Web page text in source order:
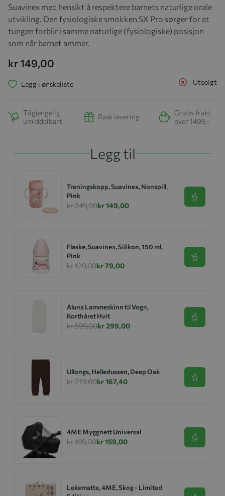
Suavinex med hensikt å respektere barnets naturlige orale
utvikling. Den fysiologiske smokken SX Pro sørger for at
tungen forblir i samme naturlige (fysiologiske) posisjon
som når barnet ammer.
kr 149,00
Utsolgt
Legg i ønskeliste
Tilgjengelig
umiddelbart
Rask levering
Gratis frakt
over 1499,-
Legg til
Treningskopp, Suavinex, Nonspill,
Pink
kr 249,00kr 149,00
Se
Flaske, Suavinex, Silikon, 150 ml,
Pink
kr 129,00kr 79,00
Se
Aluna Lammeskinn til Vogn,
Korthåret Hvit
kr 599,00kr 299,00
Se
Ullongs, Helledussen, Deep Oak
kr 279,00kr 167,40 Se
4ME Myggnett Universal
kr 199,00kr 159,00 Se
Lekematte, 4ME, Skog - Limited